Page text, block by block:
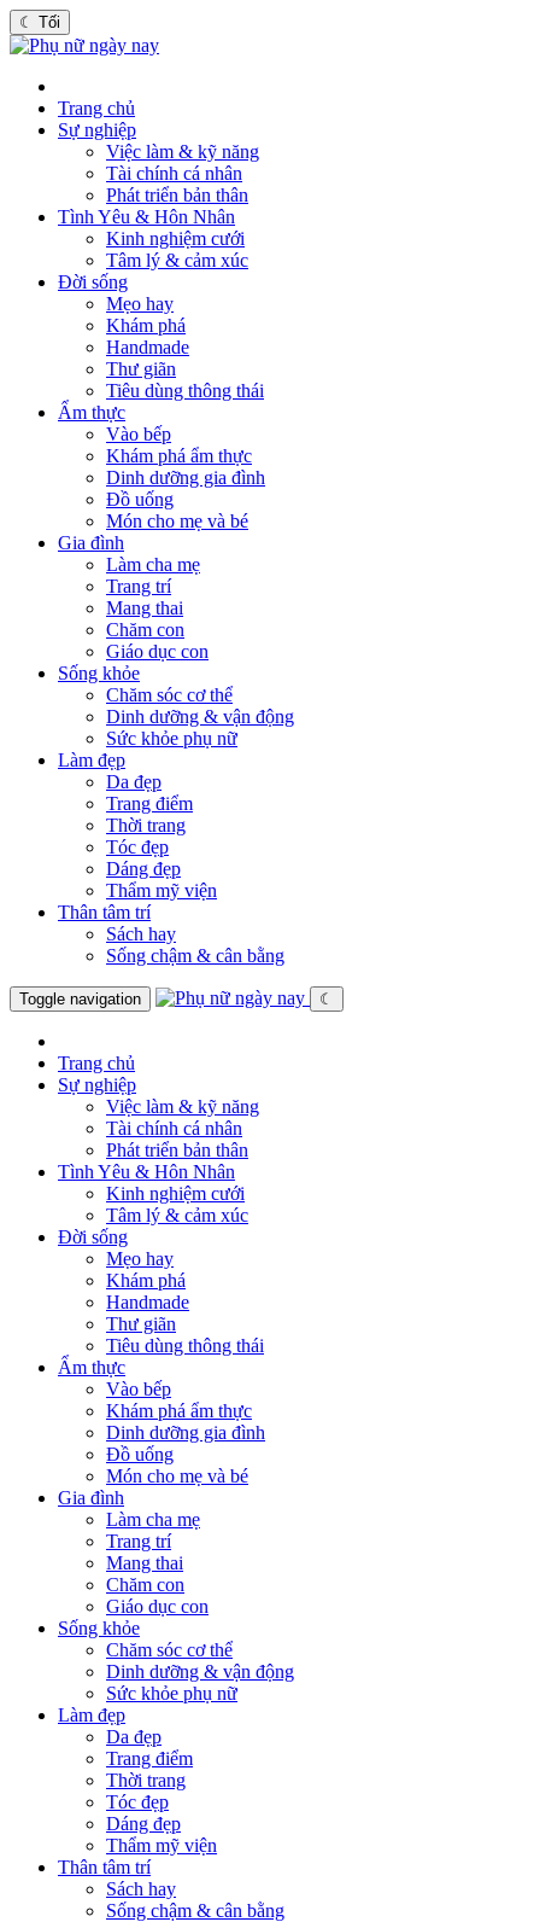
☾ Tối
Trang chủ
Sự nghiệp
Việc làm & kỹ năng
Tài chính cá nhân
Phát triển bản thân
Tình Yêu & Hôn Nhân
Kinh nghiệm cưới
Tâm lý & cảm xúc
Đời sống
Mẹo hay
Khám phá
Handmade
Thư giãn
Tiêu dùng thông thái
Ẩm thực
Vào bếp
Khám phá ẩm thực
Dinh dưỡng gia đình
Đồ uống
Món cho mẹ và bé
Gia đình
Làm cha mẹ
Trang trí
Mang thai
Chăm con
Giáo dục con
Sống khỏe
Chăm sóc cơ thể
Dinh dưỡng & vận động
Sức khỏe phụ nữ
Làm đẹp
Da đẹp
Trang điểm
Thời trang
Tóc đẹp
Dáng đẹp
Thẩm mỹ viện
Thân tâm trí
Sách hay
Sống chậm & cân bằng
Toggle navigation ☾
Trang chủ
Sự nghiệp
Việc làm & kỹ năng
Tài chính cá nhân
Phát triển bản thân
Tình Yêu & Hôn Nhân
Kinh nghiệm cưới
Tâm lý & cảm xúc
Đời sống
Mẹo hay
Khám phá
Handmade
Thư giãn
Tiêu dùng thông thái
Ẩm thực
Vào bếp
Khám phá ẩm thực
Dinh dưỡng gia đình
Đồ uống
Món cho mẹ và bé
Gia đình
Làm cha mẹ
Trang trí
Mang thai
Chăm con
Giáo dục con
Sống khỏe
Chăm sóc cơ thể
Dinh dưỡng & vận động
Sức khỏe phụ nữ
Làm đẹp
Da đẹp
Trang điểm
Thời trang
Tóc đẹp
Dáng đẹp
Thẩm mỹ viện
Thân tâm trí
Sách hay
Sống chậm & cân bằng